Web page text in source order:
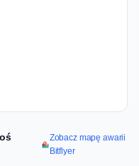
Zobacz mapę awarii
Bitflyer